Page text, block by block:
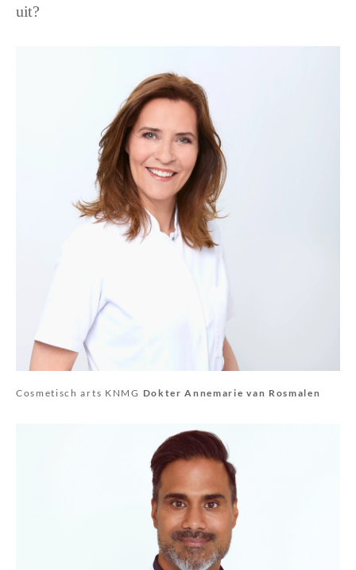
uit?
Cosmetisch arts KNMG Dokter Annemarie van Rosmalen